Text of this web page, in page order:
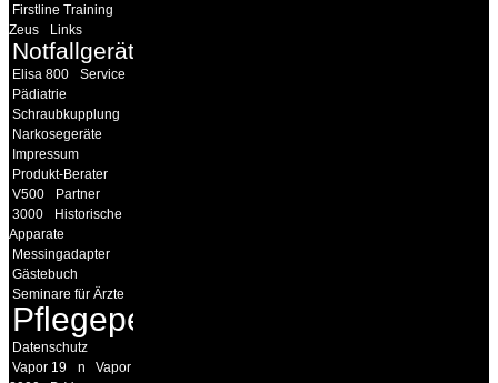
Firstline Training
Zeus
Links
Notfallgeräte
Elisa 800
Service
Pädiatrie
Schraubkupplung
Narkosegeräte
Impressum
Produkt-Berater
V500
Partner
3000
Historische
Apparate
Messingadapter
Gästebuch
Seminare für Ärzte
Pflegepersonal
Datenschutz
Vapor 19
n
Vapor